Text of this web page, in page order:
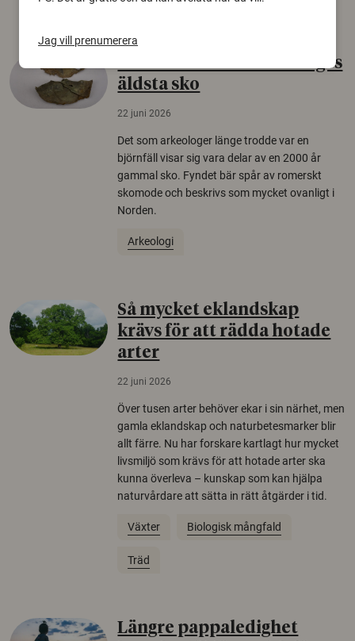
Gammalt skinn var Sveriges
äldsta sko
22 juni 2026
Det som arkeologer länge trodde var en
björnfäll visar sig vara delar av en 2000 år
gammal sko. Fyndet bär spår av romerskt
skomode och beskrivs som mycket ovanligt i
Norden.
Arkeologi
Så mycket eklandskap
krävs för att rädda hotade
arter
22 juni 2026
Över tusen arter behöver ekar i sin närhet, men
gamla eklandskap och naturbetesmarker blir
allt färre. Nu har forskare kartlagt hur mycket
livsmiljö som krävs för att hotade arter ska
kunna överleva – kunskap som kan hjälpa
naturvårdare att sätta in rätt åtgärder i tid.
Växter Biologisk mångfald
Träd
Längre pappaledighet
Jag vill prenumerera